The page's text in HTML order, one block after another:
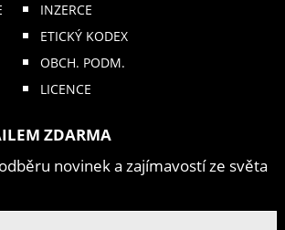
INZERCE
ETICKÝ KODEX
OBCH. PODM.
LICENCE
ZDARMA
novinek a zajímavostí ze světa